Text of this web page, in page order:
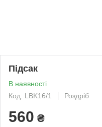
Підсак
В наявності
Код: LBK16/1
Роздріб
560 ₴